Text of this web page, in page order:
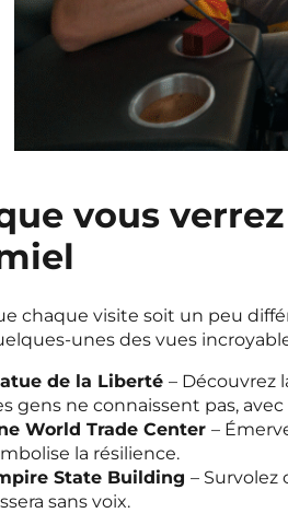
vous
chaque visite soit un peu
unes des vues
de la Liberté – Découvrez
gens ne connaissent pas,
World Trade Center –
la résilience.
State Building –
sans voix.